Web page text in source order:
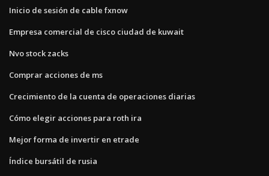
Inicio de sesión de cable fxnow
Empresa comercial de cisco ciudad de kuwait
Nvo stock zacks
Comprar acciones de ms
Crecimiento de la cuenta de operaciones diarias
Cómo elegir acciones para roth ira
Mejor forma de invertir en etrade
Índice bursátil de rusia